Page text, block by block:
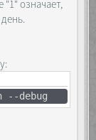
"1" означает,
--debug